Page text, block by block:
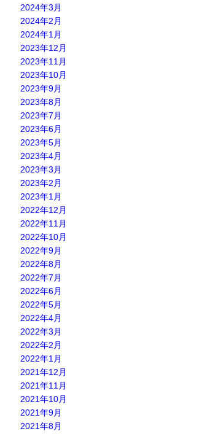
2024年3月
2024年2月
2024年1月
2023年12月
2023年11月
2023年10月
2023年9月
2023年8月
2023年7月
2023年6月
2023年5月
2023年4月
2023年3月
2023年2月
2023年1月
2022年12月
2022年11月
2022年10月
2022年9月
2022年8月
2022年7月
2022年6月
2022年5月
2022年4月
2022年3月
2022年2月
2022年1月
2021年12月
2021年11月
2021年10月
2021年9月
2021年8月